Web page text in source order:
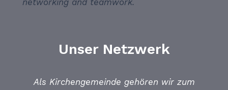
Unser Netzwerk
Als Kirchengemeinde gehören wir zum